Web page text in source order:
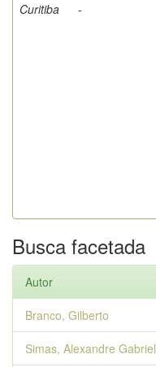
Curitiba -
Busca facetada
Autor
Branco, Gilberto
Simas, Alexandre Gabriel